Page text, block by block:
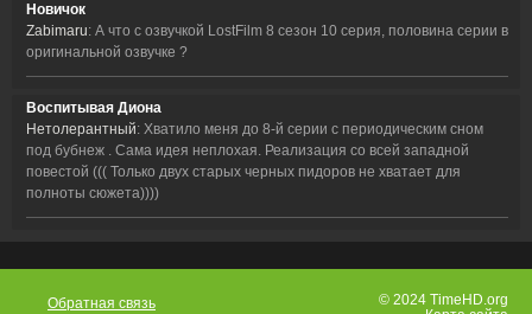
Новичок
Zabimaru: А что с озвучкой LostFilm 8 сезон 10 серия, половина серии в
оригинальной озвучке ?
Воспитывая Диона
Нетолерантный: Хватило меня до 8-й серии с периодическим сном
под бубнеж . Сама идея неплохая. Реализация со всей западной
повестой ((( Только двух старых черных пидоров не хватает для
полноты сюжета))))
Обратная связь
© 2024 TimeHD.org